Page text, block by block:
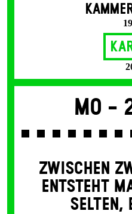
Mo -
ZWISCHEN
ENT­STEHT
SELTEN,